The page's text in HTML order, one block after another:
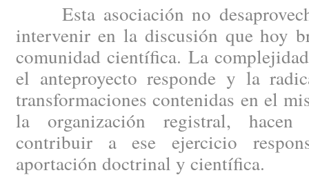
Esta asociación no
intervenir en la discusión que hoy
comunidad científica. La
el anteproyecto responde y la
transformaciones contenidas en el
la organización registral, hacen
contribuir a ese ejercicio
aportación doctrinal y científica.